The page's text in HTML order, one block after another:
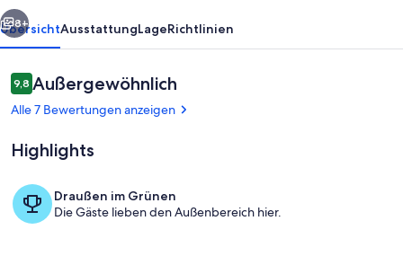
Berge
Außenbereich
Weiter
8+
ÜbersichtAusstattungLageRichtlinien
Bewertungen
9,89,8 von 10.
Außergewöhnlich
Alle 7 Bewertungen anzeigen
Highlights
Draußen im Grünen
Die Gäste lieben den Außenbereich hier.